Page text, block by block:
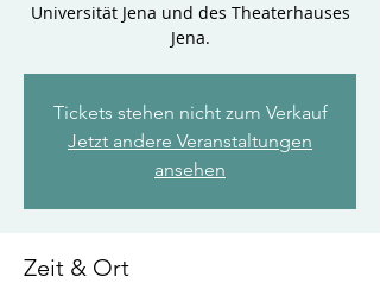
Universität Jena und des Theaterhauses
Jena.
Tickets stehen nicht zum Verkauf
Jetzt andere Veranstaltungen
ansehen
Zeit & Ort